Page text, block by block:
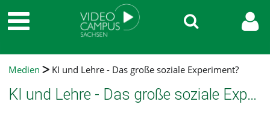
Medien KI und Lehre - Das große soziale Experiment?
KI und Lehre - Das große soziale Experiment?